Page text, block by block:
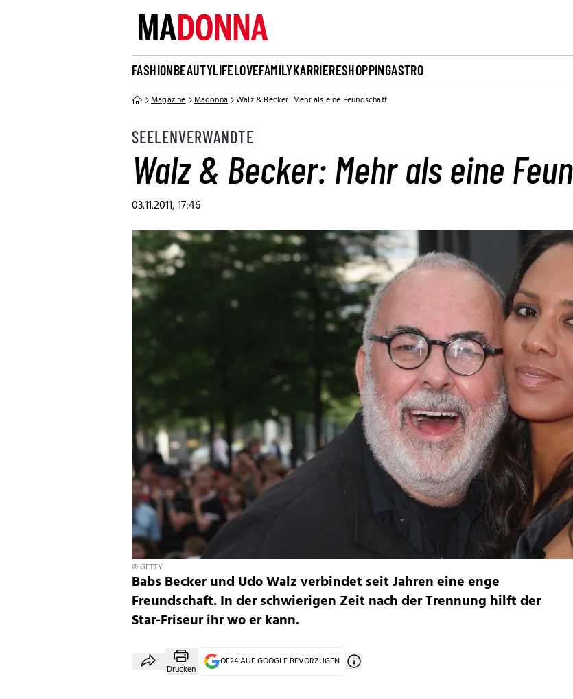
FASHIONBEAUTYLIFELOVEFAMILYKARRIERESHOPPINGASTRO
Magazine Madonna Walz & Becker: Mehr als eine Feundschaft
SEELENVERWANDTE
Walz & Becker: Mehr als eine
03.11.2011, 17:46
© GETTY
Babs Becker und Udo Walz verbindet seit Jahren eine enge
Freundschaft. In der schwierigen Zeit nach der Trennung hilft der
Star-Friseur ihr wo er kann.
Drucken
OE24 AUF GOOGLE BEVORZUGEN